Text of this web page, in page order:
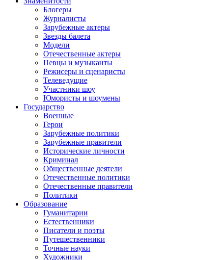
Блогеры
Журналисты
Зарубежные актеры
Звезды балета
Модели
Отечественные актеры
Певцы и музыканты
Режисеры и сценаристы
Телеведущие
Участники шоу
Юмористы и шоумены
Государство
Военные
Герои
Зарубежные политики
Зарубежные правители
Исторические личности
Криминал
Общественные деятели
Отечественные политики
Отечественные правители
Политики
Образование
Гуманитарии
Естественники
Писатели и поэты
Путешественники
Точные науки
Художники